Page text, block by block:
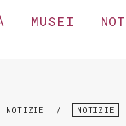
MUSEI
NOTIZIE / NOTIZIE